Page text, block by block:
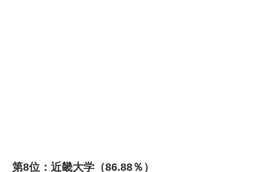
第8位：近畿大学（86.88％）